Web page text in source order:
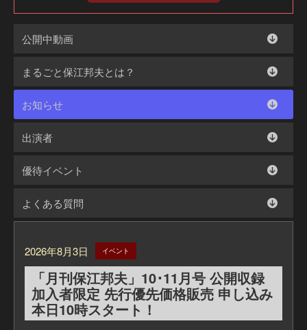
公開中動画
まるごと保江邦夫とは？
お知らせ
出演者
優待イベント
よくある質問
2026年8月3日 イベント
「月刊保江邦夫」10･11月号 公開収録
加入者限定 先行優先価格販売 申し込み
本日10時スタート！